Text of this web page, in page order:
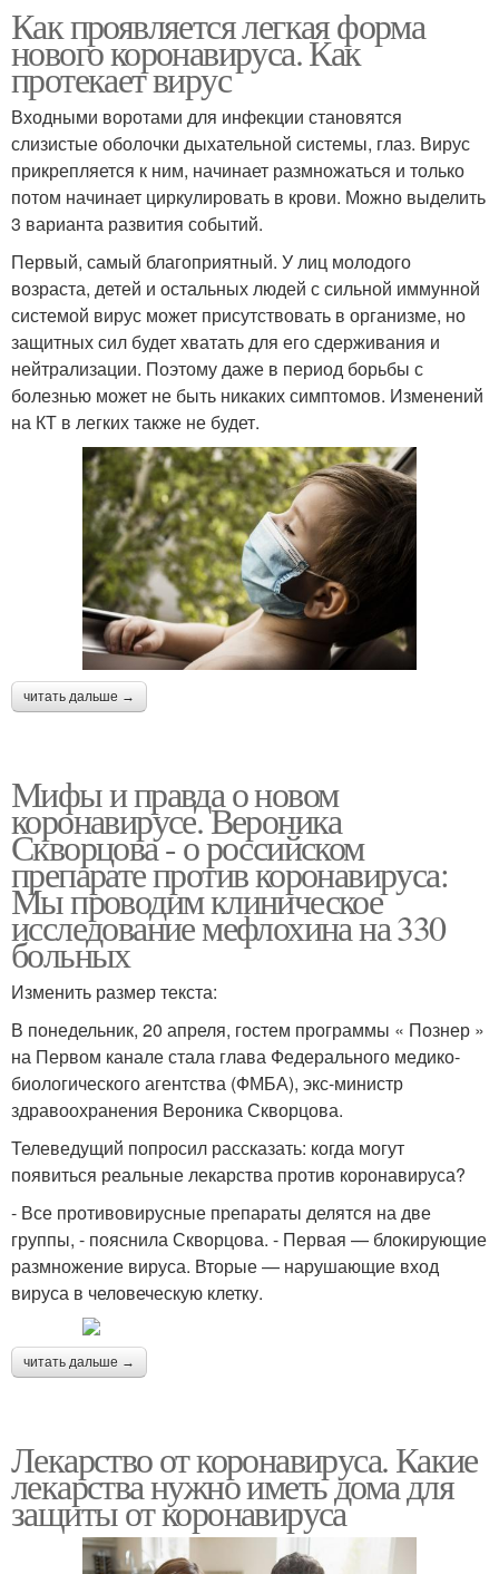
Как проявляется легкая форма
нового коронавируса. Как
протекает вирус
Входными воротами для инфекции становятся
слизистые оболочки дыхательной системы, глаз. Вирус
прикрепляется к ним, начинает размножаться и только
потом начинает циркулировать в крови. Можно выделить
3 варианта развития событий.
Первый, самый благоприятный. У лиц молодого
возраста, детей и остальных людей с сильной иммунной
системой вирус может присутствовать в организме, но
защитных сил будет хватать для его сдерживания и
нейтрализации. Поэтому даже в период борьбы с
болезнью может не быть никаких симптомов. Изменений
на КТ в легких также не будет.
читать дальше →
Мифы и правда о новом
коронавирусе. Вероника
Скворцова - о российском
препарате против коронавируса:
Мы проводим клиническое
исследование мефлохина на 330
больных
Изменить размер текста:
В понедельник, 20 апреля, гостем программы « Познер »
на Первом канале стала глава Федерального медико-
биологического агентства (ФМБА), экс-министр
здравоохранения Вероника Скворцова.
Телеведущий попросил рассказать: когда могут
появиться реальные лекарства против коронавируса?
- Все противовирусные препараты делятся на две
группы, - пояснила Скворцова. - Первая — блокирующие
размножение вируса. Вторые — нарушающие вход
вируса в человеческую клетку.
читать дальше →
Лекарство от коронавируса. Какие
лекарства нужно иметь дома для
защиты от коронавируса